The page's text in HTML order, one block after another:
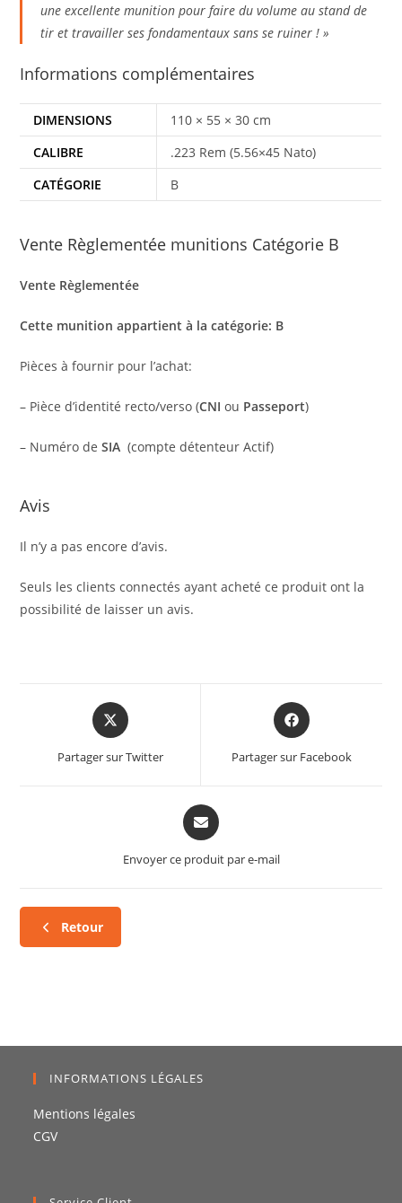
une excellente munition pour faire du volume au stand de
tir et travailler ses fondamentaux sans se ruiner ! »
Informations complémentaires
DIMENSIONS
110 × 55 × 30 cm
CALIBRE
.223 Rem (5.56×45 Nato)
CATÉGORIE
B
Vente Règlementée munitions Catégorie B
Vente Règlementée
Cette munition appartient à la catégorie: B
Pièces à fournir pour l’achat:
– Pièce d’identité recto/verso (CNI ou Passeport)
– Numéro deSIA(compte détenteur Actif)
Avis
Il n’y a pas encore d’avis.
Seuls les clients connectés ayant acheté ce produit ont la
possibilité de laisser un avis.
Partager sur Twitter Partager sur Facebook
Envoyer ce produit par e-mail
Retour
INFORMATIONS LÉGALES
Mentions légales
CGV